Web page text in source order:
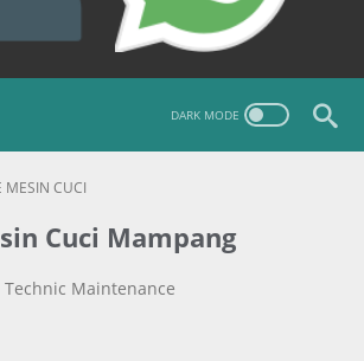
MESIN CUCI
Cuci Mampang
Maintenance